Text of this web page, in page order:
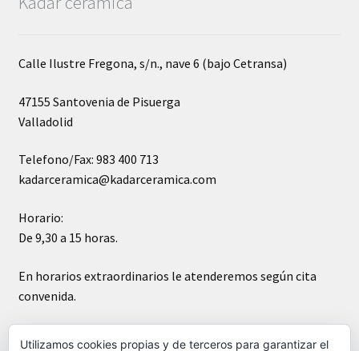
Calle Ilustre Fregona, s/n., nave 6 (bajo Cetransa)
47155 Santovenia de Pisuerga
Valladolid
Telefono/Fax: 983 400 713
kadarceramica@kadarceramica.com
Horario:
De 9,30 a 15 horas.
En horarios extraordinarios le atenderemos según cita
convenida.
Utilizamos cookies propias y de terceros para garantizar el